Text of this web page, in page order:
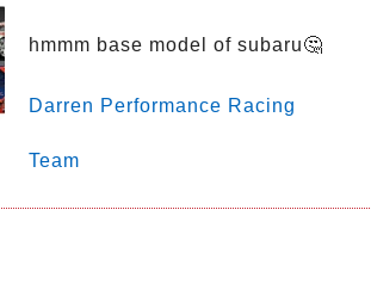
hmmm base model of subaru🤔
Darren Performance Racing
Team